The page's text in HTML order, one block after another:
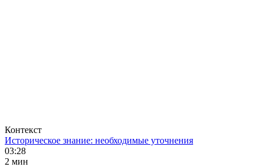
Контекст
Историческое знание: необходимые уточнения
03:28
2 мин